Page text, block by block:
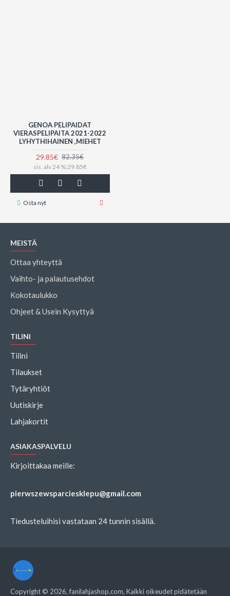
GENOA PELIPAIDAT
VIERASPELIPAITA 2021-2022
LYHYTHIHAINEN ,MIEHET
29.85€ 82.35€
sis. alv 24 %:29.85€
Osta nyt
MEISTÄ
Ottaa yhteyttä
Vaihto- ja palautusehdot
Kokotaulukko
Ohjeet & Usein Kysyttyä
TILINI
Tilini
Tilaukset
Tytäryhtiöt
Uutiskirje
Lahjakortit
ASIAKASPALVELU
Kirjoittakaa meille:
pierwszewsparciesklepu@gmail.com
Tiedusteluihisi vastataan 24 tunnin sisällä.
Copyright © 2026, fanilahjashop.com, Kaikki oikeudet pidätetään